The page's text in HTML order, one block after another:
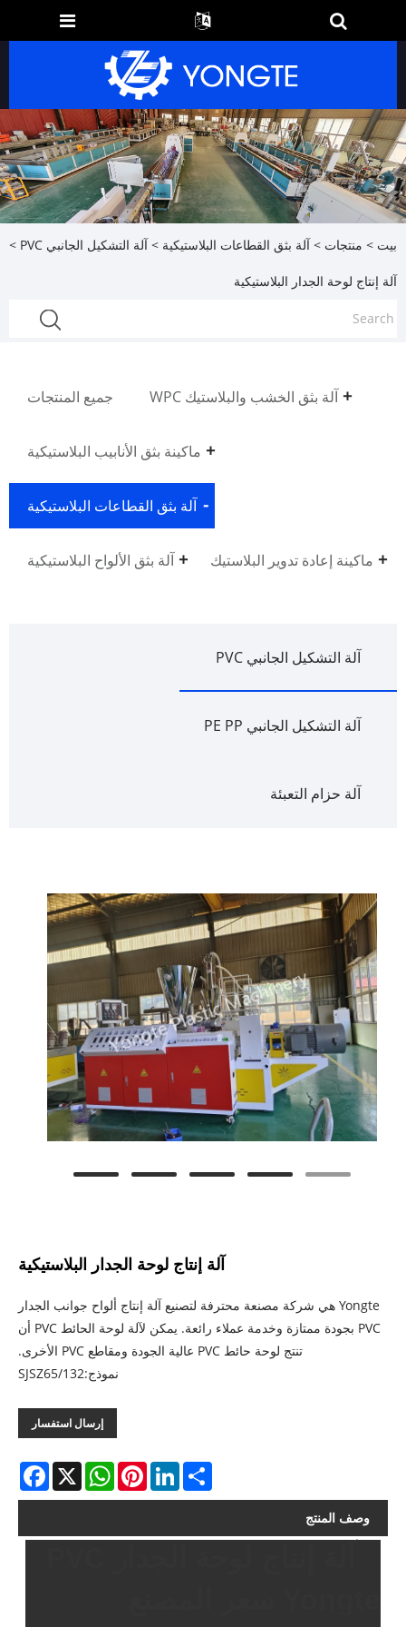
بيت > منتجات > آلة بثق القطاعات البلاستيكية > آلة التشكيل الجانبي PVC >
آلة إنتاج لوحة الجدار البلاستيكية
جميع المنتجات آلة بثق الخشب والبلاستيك WPC
ماكينة بثق الأنابيب البلاستيكية
آلة بثق القطاعات البلاستيكية
آلة بثق الألواح البلاستيكية ماكينة إعادة تدوير البلاستيك
آلة التشكيل الجانبي PVC
آلة التشكيل الجانبي PE PP
آلة حزام التعبئة
آلة إنتاج لوحة الجدار البلاستيكية
Yongte هي شركة مصنعة محترفة لتصنيع آلة إنتاج ألواح جوانب الجدار
PVC بجودة ممتازة وخدمة عملاء رائعة. يمكن لآلة لوحة الحائط PVC أن
تنتج لوحة حائط PVC عالية الجودة ومقاطع PVC الأخرى.
نموذج:SJSZ65/132
إرسال استفسار
X
WhatsAppPinterestLinkedInShare
وصف المنتج